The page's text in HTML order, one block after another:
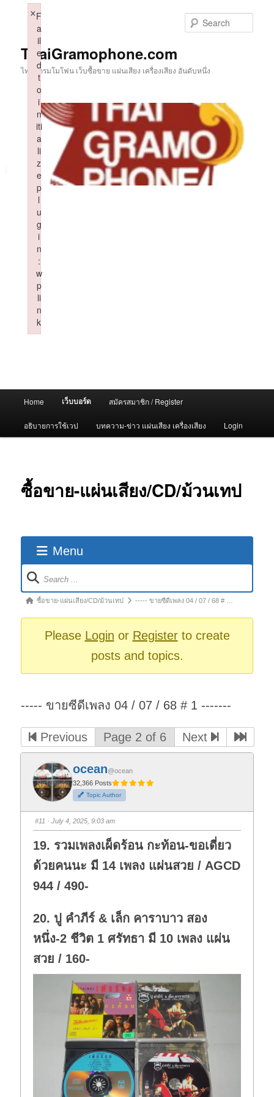
ThaiGramophone.com
ไทยแกรมโมโฟน เว็บซื้อขาย แผ่นเสียง เครื่องเสียง อันดับหนึ่ง
Home เว็บบอร์ด สมัครสมาชิก / Register
อธิบายการใช้เวป บทความ-ข่าว แผ่นเสียง เครื่องเสียง Login
ซื้อขาย-แผ่นเสียง/CD/ม้วนเทป
Menu
Forum
Navigation
Forumซื้อขาย-แผ่นเสียง/CD/ม้วนเทป ----- ขายซีดีเพลง 04 / 07 / 68 # …
Please Login or Registerto create
posts and topics.
----- ขายซีดีเพลง 04 / 07 / 68 # 1 -------
Previous Page 2 of 6 Next
ocean@ocean
32,366 Posts
Topic Author
#11 · July 4, 2025, 9:03 am
19. รวมเพลงเผ็ดร้อน กะท้อน-ขอเดี่ยว
ด้วยคนนะ มี 14 เพลง แผ่นสวย / AGCD
944 / 490-
20. ปู คำภีร์ & เล็ก คาราบาว สอง
หนึ่ง-2 ชีวิต 1 ศรัทธา มี 10 เพลง แผ่น
สวย / 160-
F
a
il
e
d
t
o
i
n
iti
a
li
z
e
p
l
u
g
i
n
:
w
p
li
n
k
×
Failed to initialize plugin: wplink